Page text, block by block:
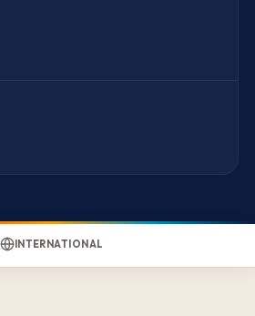
INTERNATIONAL